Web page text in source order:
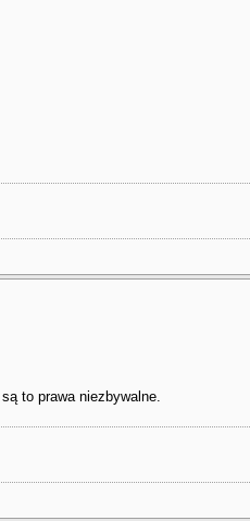
to prawa niezbywalne.